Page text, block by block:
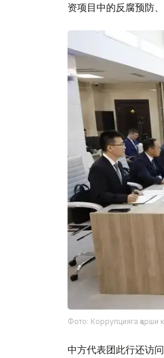
资项目中的反腐预防
Фото: Коррупцияга қарши
中方代表团此行还访